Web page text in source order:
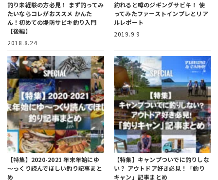
釣り未経験の方必見！
まず釣ってみ
たいならコレがおススメ かんた
ん！初めての堤防サビキ釣り入門
【後編】
2018.8.24
釣れると噂のジギングサビキ！ 使
ってみたファーストインプレとリア
ルレポート
2019.9.9
【特集】2020-2021年末年始にゆ
～っくり読んでほしい釣り記事まと
め
【特集】キャンプついでに釣りしな
い？ アウトドア好き必見！「釣り
キャン」記事まとめ